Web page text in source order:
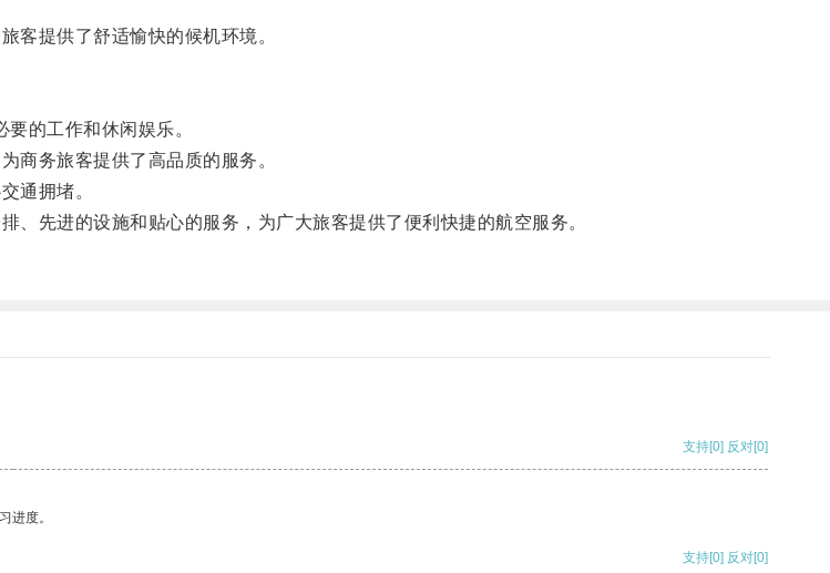
提供了舒适愉快的候机环境。
的工作和休闲娱乐。
务旅客提供了高品质的服务。
通拥堵。
先进的设施和贴心的服务，为广大旅客提供了便利快捷的航空服务。
支持[0] 反对[0]
进度。
支持[0] 反对[0]